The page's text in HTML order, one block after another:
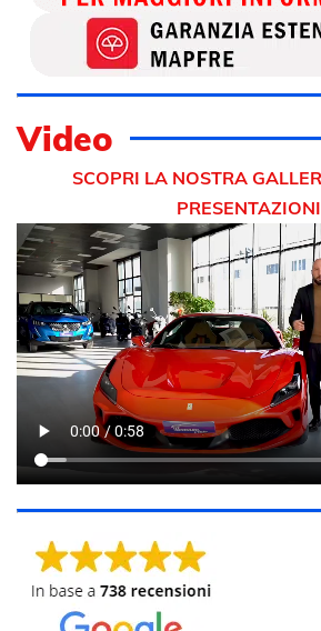
Video
SCOPRI LA NOSTRA
PRESENTAZIONI